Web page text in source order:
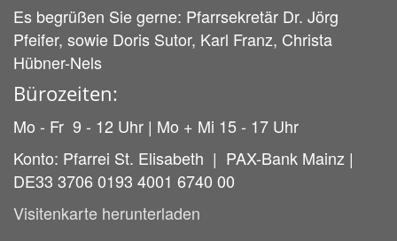
Es begrüßen Sie gerne: Pfarrsekretär Dr. Jörg
Pfeifer, sowie Doris Sutor, Karl Franz, Christa
Hübner-Nels
Bürozeiten:
Mo - Fr 9 - 12 Uhr | Mo + Mi 15 - 17 Uhr
Konto: Pfarrei St. Elisabeth | PAX-Bank Mainz |
DE33 3706 0193 4001 6740 00
Visitenkarte herunterladen